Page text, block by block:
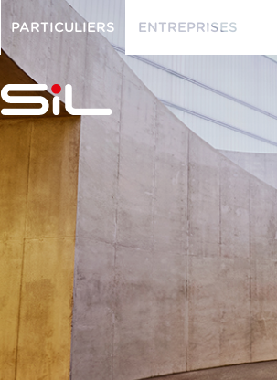
SiL
multimédia
PARTICULIERS
PARTICULIERS
ENTREPRISES
ENTREPRISES